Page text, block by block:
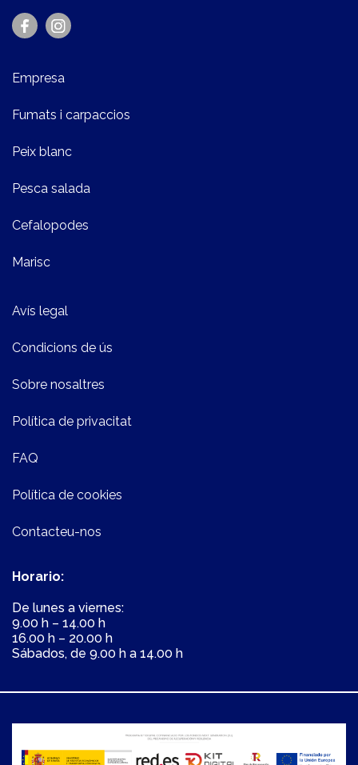
Empresa
Fumats i carpaccios
Peix blanc
Pesca salada
Cefalopodes
Marisc
Avís legal
Condicions de ús
Sobre nosaltres
Política de privacitat
FAQ
Política de cookies
Contacteu-nos
Horario:
De lunes a viernes:
9.00 h – 14.00 h
16.00 h – 20.00 h
Sábados, de 9.00 h a 14.00 h